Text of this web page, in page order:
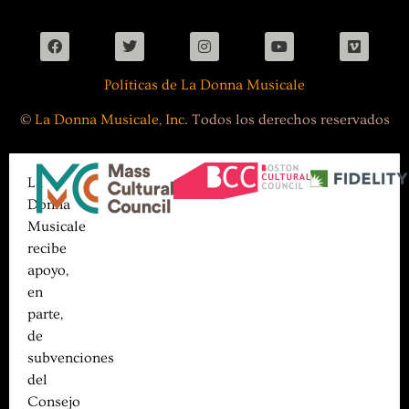
Políticas de La Donna Musicale
© La Donna Musicale, Inc. Todos los derechos reservados
La
Donna
Musicale
recibe
apoyo,
en
parte,
de
subvenciones
del
Consejo